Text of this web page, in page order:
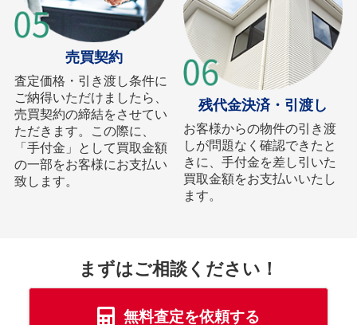
売買契約
査定価格・引き渡し条件に
ご納得いただけましたら、
売買契約の締結をさせてい
ただきます。この際に、
「手付金」として買取金額
の一部をお客様にお支払い
致します。
残代金決済・引渡し
お客様からの物件の引き渡
しが問題なく確認できたと
きに、手付金を差し引いた
買取金額をお支払いいたし
ます。
まずはご相談ください！
無料査定を依頼する